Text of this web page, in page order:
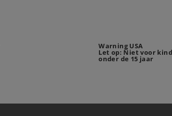
Warning USA
Let op: Niet voor
onder de 15 jaar